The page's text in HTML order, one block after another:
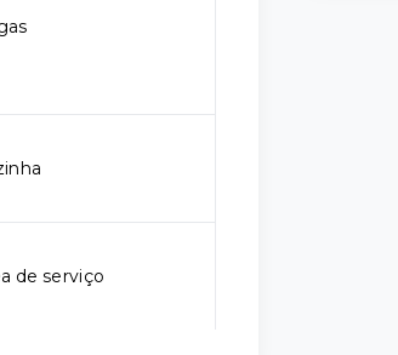
de serviço